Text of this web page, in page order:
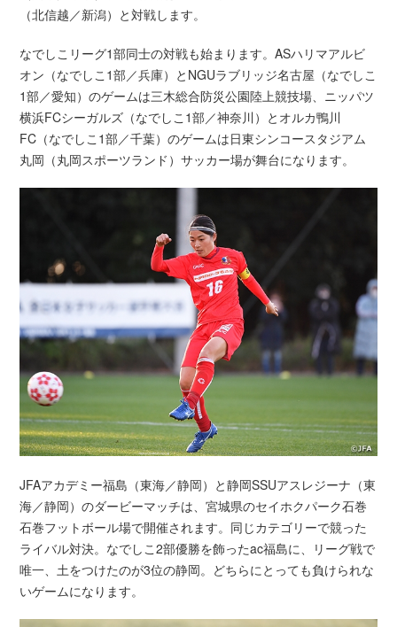
（北信越／新潟）と対戦します。
なでしこリーグ1部同士の対戦も始まります。ASハリマアルビ
オン（なでしこ1部／兵庫）とNGUラブリッジ名古屋（なでしこ
1部／愛知）のゲームは三木総合防災公園陸上競技場、ニッパツ
横浜FCシーガルズ（なでしこ1部／神奈川）とオルカ鴨川
FC（なでしこ1部／千葉）のゲームは日東シンコースタジアム
丸岡（丸岡スポーツランド）サッカー場が舞台になります。
JFAアカデミー福島（東海／静岡）と静岡SSUアスレジーナ（東
海／静岡）のダービーマッチは、宮城県のセイホクパーク石巻
石巻フットボール場で開催されます。同じカテゴリーで競った
ライバル対決。なでしこ2部優勝を飾ったac福島に、リーグ戦で
唯一、土をつけたのが3位の静岡。どちらにとっても負けられな
いゲームになります。